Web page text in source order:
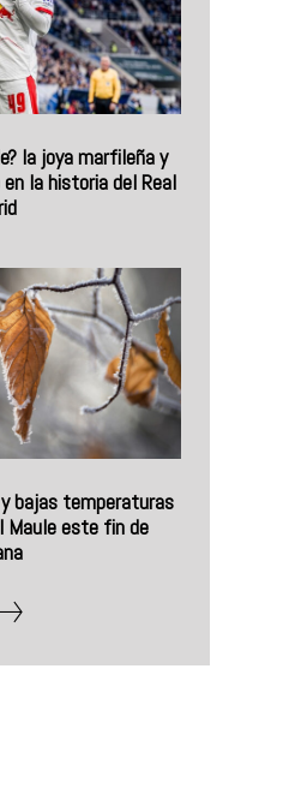
la joya marfileña y
la historia del Real
bajas temperaturas
Maule este fin de